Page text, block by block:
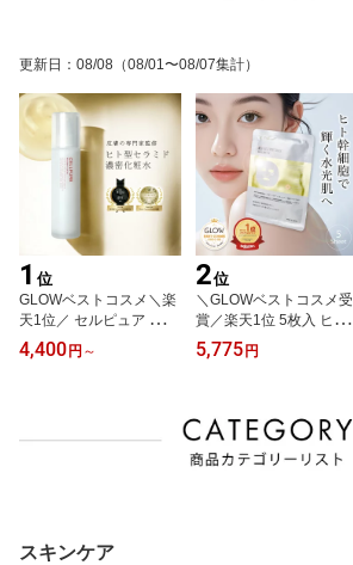
更新日 ： 08/08 （08/01〜08/07集計）
1 位
GLOWベストコスメ＼楽
天1位／ セルピュア モイ
スチャーローション ヒト
型セラミド ビタミンC誘
毛穴 化粧水 大容量 cellp
4,400 円 ～
2位
＼GLOWベストコスメ受
賞／楽天1位 5枚入 ヒト
幹細胞 セルピュア メデ
ィトリートメントマスク
ケア 乾燥 しわ 目元 ほう
れい線 cellpure 毛穴 肌
荒れ 美容マスク
5,775 円
スキンケア